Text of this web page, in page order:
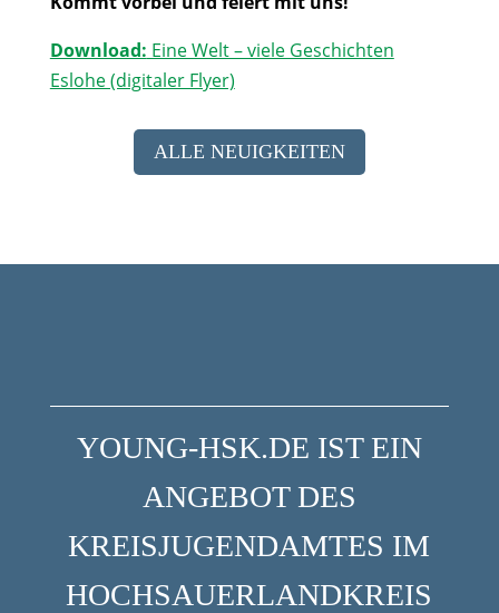
Download: Eine Welt – viele Geschichten
Eslohe (digitaler Flyer)
ALLE NEUIGKEITEN
YOUNG-HSK.DE IST EIN
ANGEBOT DES
KREISJUGENDAMTES IM
HOCHSAUERLANDKREIS